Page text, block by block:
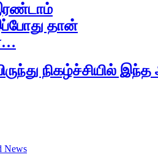
தான்
நிகழ்ச்சியில்
News